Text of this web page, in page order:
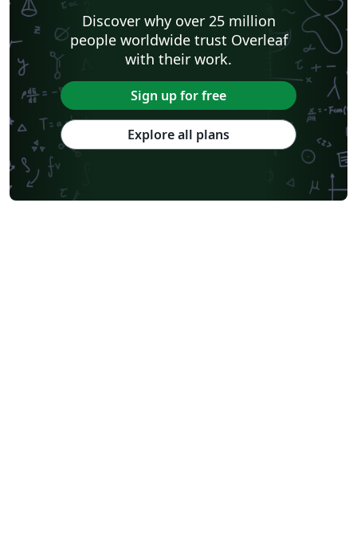
Discover why over 25 million
people worldwide trust Overleaf
with their work.
Sign up for free
Explore all plans